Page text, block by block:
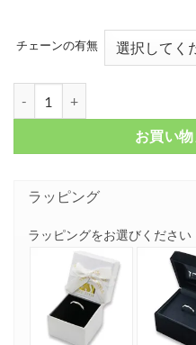
チェーンの有無
お買い
ラッピング
ラッピングをお選びください